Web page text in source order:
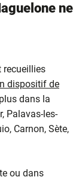
ne
recueillies
dispositif de
dans la
Palavas-les-
Carnon, Sète,
ou dans